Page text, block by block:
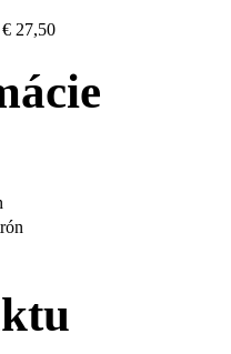
€ 27,50